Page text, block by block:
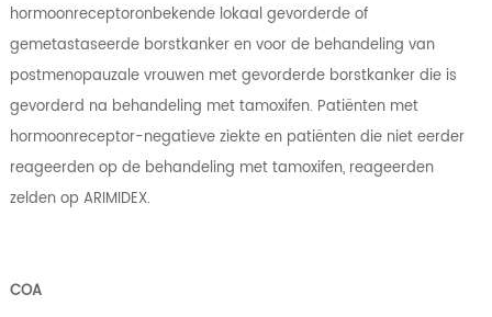
hormoonreceptoronbekende lokaal gevorderde of
gemetastaseerde borstkanker en voor de behandeling van
postmenopauzale vrouwen met gevorderde borstkanker die is
gevorderd na behandeling met tamoxifen. Patiënten met
hormoonreceptor-negatieve ziekte en patiënten die niet eerder
reageerden op de behandeling met tamoxifen, reageerden
zelden op ARIMIDEX.
COA